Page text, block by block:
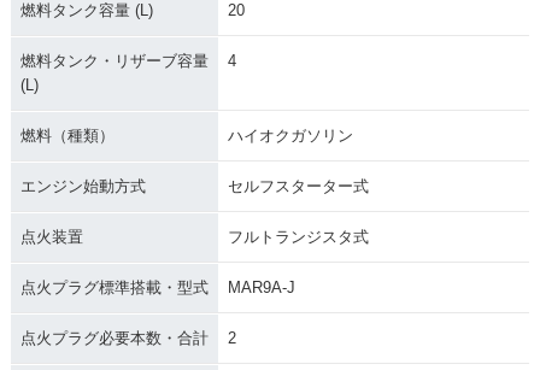
燃料タンク容量 (L) 20
燃料タンク・リザーブ容量
(L)
4
燃料（種類） ハイオクガソリン
エンジン始動方式 セルフスターター式
点火装置 フルトランジスタ式
点火プラグ標準搭載・型式 MAR9A-J
点火プラグ必要本数・合計 2